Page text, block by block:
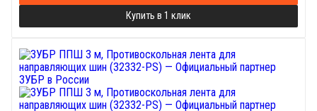
Купить в 1 клик